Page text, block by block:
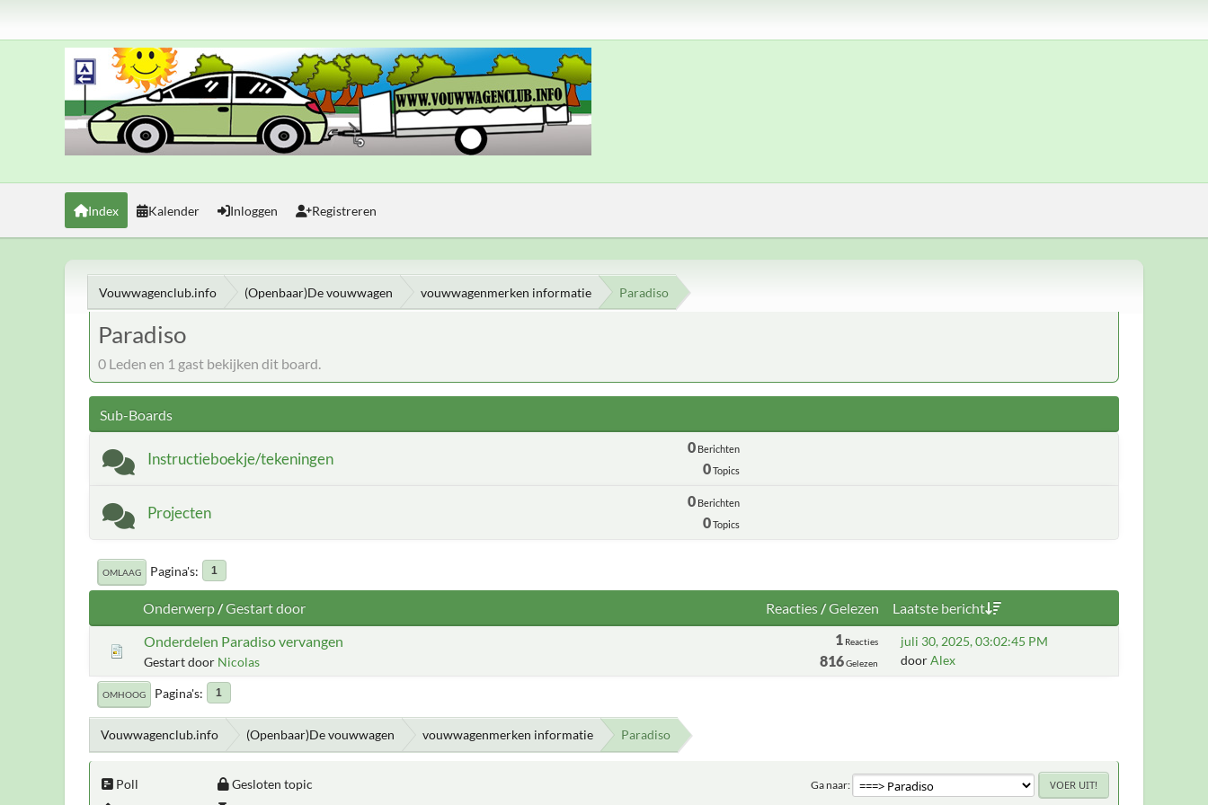
Index Kalender Inloggen Registreren
Vouwwagenclub.info (Openbaar)De vouwwagen vouwwagenmerken informatie Paradiso
Paradiso
0 Leden en 1 gast bekijken dit board.
Sub-Boards
Instructieboekje/tekeningen
0Berichten
0Topics
Projecten
0Berichten
0Topics
OMLAAG Pagina's 1
Onderwerp/Gestart door Reacties/Gelezen
Laatste bericht
Onderdelen Paradiso vervangen
Gestart door Nicolas
1 Reacties
816Gelezen
juli 30, 2025, 03:02:45 PM
doorAlex
OMHOOG Pagina's 1
Vouwwagenclub.info (Openbaar)De vouwwagen vouwwagenmerken informatie Paradiso
Ga naar
Poll
Gesloten topic